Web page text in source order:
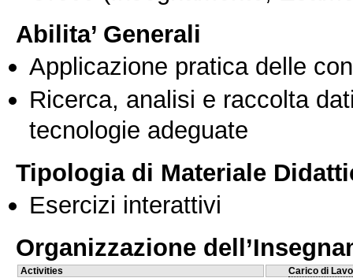
Abilita’ Generali
Applicazione pratica delle
Ricerca, analisi e raccolta
tecnologie adeguate
Tipologia di Materiale
Esercizi interattivi
Organizzazione
Activities
Carico di